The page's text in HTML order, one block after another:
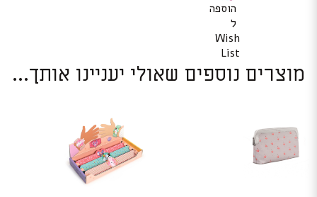
הוספה
ל
Wish
List
מוצרים נוספים שאולי יעניינו אותך...